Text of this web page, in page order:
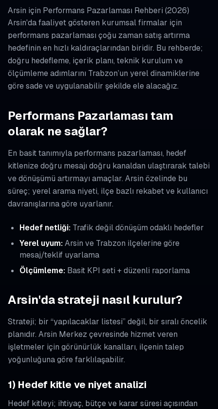
Arsin için Performans Pazarlaması Rehberi (2026)
Arsin'da faaliyet gösteren kurumsal firmalar için
performans pazarlaması çoğu zaman satış artırma
hedefinin en hızlı kaldıraçlarından biridir. Bu rehberde;
doğru hedefleme, içerik planı, teknik kurulum ve
ölçümleme adımlarını Trabzon’un yerel dinamiklerine
göre sade ve uygulanabilir şekilde ele alacağız.
Performans Pazarlaması tam
olarak ne sağlar?
En basit tanımıyla performans pazarlaması, hedef
kitlenize doğru mesajı doğru kanaldan ulaştırarak talebi
ve dönüşümü artırmayı amaçlar. Arsin özelinde bu
süreç; yerel arama niyeti, ilçe bazlı rekabet ve kullanıcı
davranışlarına göre uyarlanır.
Hedef netliği: Trafik değil dönüşüm odaklı hedefler
Yerel uyum:Arsin ve Trabzon ilçelerine göre
mesaj/teklif uyarlama
Ölçümleme: Basit KPI seti + düzenli raporlama
Arsin'da strateji nasıl kurulur?
Strateji; bir “yapılacaklar listesi” değil, bir sıralı öncelik
planıdır. Arsin Merkez çevresinde hizmet veren
işletmeler için görünürlük kanalları, ilçenin talep
yoğunluğuna göre farklılaşabilir.
1) Hedef kitle ve niyet analizi
Hedef kitleyi; ihtiyaç, bütçe ve karar süresi açısından